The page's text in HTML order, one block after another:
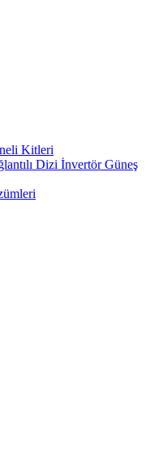
Kitleri
Dizi İnvertör Güneş